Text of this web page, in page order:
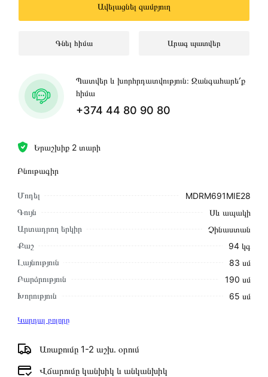
Երաշխիք 2 տարի
Բնութագիր
Մոդել
MDRM691MIE28
Գույն
Սև ապակի
Արտադրող երկիր
Չինաստան
Քաշ
94 կգ
Լայնություն
83 սմ
Բարձրություն
190 սմ
Խորություն
65 սմ
Կարդալ բոլորը
Առաքումը 1-2 աշխ․ օրում
Վճարումը կանխիկ և անկանխիկ
Ավելացնել զամբյուղ
Գնել հիմա Արագ պատվեր
Պատվեր և խորհրդատվություն։ Զանգահարե՛ք
հիմա
+374 44 80 90 80